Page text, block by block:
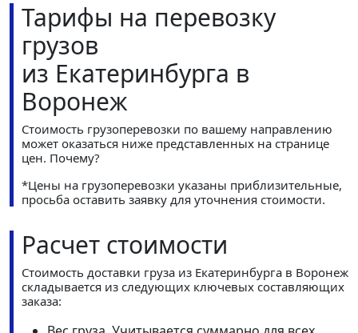
Тарифы на перевозку
грузов
из Екатеринбурга в
Воронеж
Стоимость грузоперевозки по вашему направлению
может оказаться ниже представленных на странице
цен. Почему?
*Цены на грузоперевозки указаны приблизительные,
просьба оставить заявку для уточнения стоимости.
Расчет стоимости
Стоимость доставки груза из Екатеринбурга в Воронеж
складывается из следующих ключевых составляющих
заказа: